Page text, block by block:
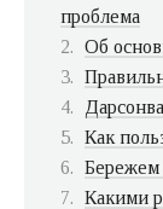
проблема
Об
Как
Бережем
Какими